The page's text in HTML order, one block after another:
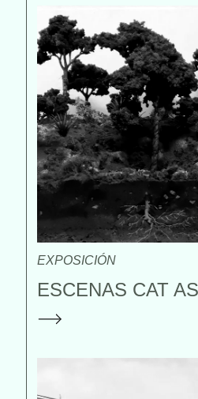
EXPOSICIÓN
ESCENAS CAT